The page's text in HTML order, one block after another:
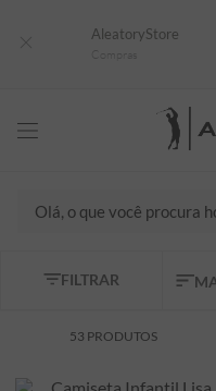
AleatoryStore
FILTRAR
53 PRODUTOS